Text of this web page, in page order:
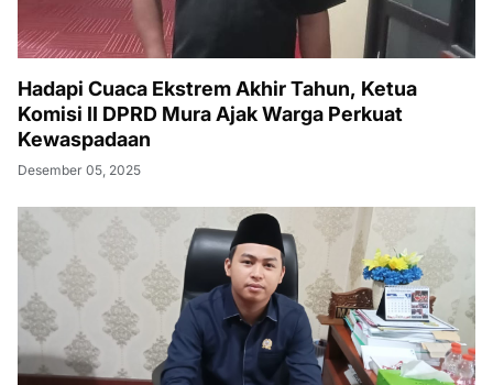
Hadapi Cuaca Ekstrem Akhir Tahun, Ketua
Komisi II DPRD Mura Ajak Warga Perkuat
Kewaspadaan
Desember 05, 2025